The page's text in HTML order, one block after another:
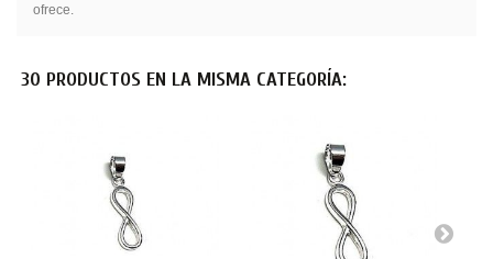
ofrece.
30 PRODUCTOS EN LA MISMA CATEGORÍA: